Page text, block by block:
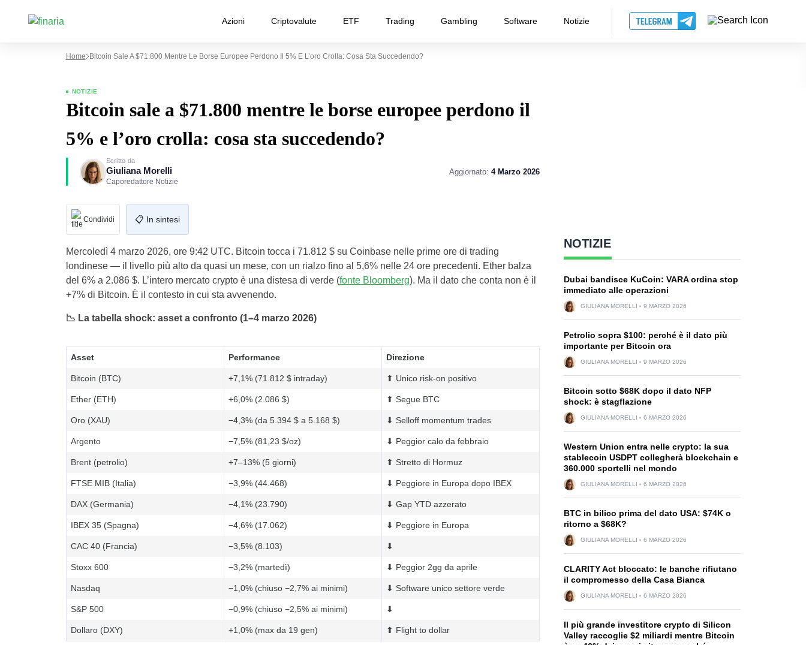
Azioni Criptovalute ETF Trading Gambling Software Notizie
Home Bitcoin Sale A $71.800 Mentre Le Borse Europee Perdono Il 5% E L’oro Crolla: Cosa Sta Succedendo?
NOTIZIE
Bitcoin sale a $71.800 mentre le borse europee perdono il
5% e l’oro crolla: cosa sta succedendo?
Scritto da
Giuliana Morelli
Caporedattore Notizie
Aggiornato: 4 Marzo 2026
Condividi 📋 In sintesi
Mercoledì 4 marzo 2026, ore 9:42 UTC. Bitcoin tocca i 71.812 $ su Coinbase nelle prime ore di trading
londinese — il livello più alto da quasi un mese, con un rialzo fino al 5,6% nelle 24 ore precedenti. Ether balza
del 6% a 2.086 $. L’intero mercato crypto è una distesa di verde (fonte Bloomberg). Ma il dato che conta non è il
+7% di Bitcoin. È il contesto in cui sta avvenendo.
📉 La tabella shock: asset a confronto (1–4 marzo 2026)
Asset Performance Direzione
Bitcoin (BTC) +7,1% (71.812 $ intraday) ⬆ Unico risk-on positivo
Ether (ETH) +6,0% (2.086 $) ⬆ Segue BTC
Oro (XAU) −4,3% (da 5.394 $ a 5.168 $) ⬇ Selloff momentum trades
Argento −7,5% (81,23 $/oz) ⬇ Peggior calo da febbraio
Brent (petrolio) +7–13% (5 giorni) ⬆ Stretto di Hormuz
FTSE MIB (Italia) −3,9% (44.468) ⬇ Peggiore in Europa dopo IBEX
DAX (Germania) −4,1% (23.790) ⬇ Gap YTD azzerato
IBEX 35 (Spagna) −4,6% (17.062) ⬇ Peggiore in Europa
CAC 40 (Francia) −3,5% (8.103) ⬇
Stoxx 600 −3,2% (martedì) ⬇ Peggior 2gg da aprile
Nasdaq −1,0% (chiuso −2,7% ai minimi) ⬇ Software unico settore verde
S&P 500 −0,9% (chiuso −2,5% ai minimi) ⬇
Dollaro (DXY) +1,0% (max da 19 gen) ⬆ Flight to dollar
NOTIZIE
Dubai bandisce KuCoin: VARA ordina stop
immediato alle operazioni
GIULIANA MORELLI 9 MARZO 2026
Petrolio sopra $100: perché è il dato più
importante per Bitcoin ora
GIULIANA MORELLI 9 MARZO 2026
Bitcoin sotto $68K dopo il dato NFP
shock: è stagflazione
GIULIANA MORELLI 6 MARZO 2026
Western Union entra nelle crypto: la sua
stablecoin USDPT collegherà blockchain e
360.000 sportelli nel mondo
GIULIANA MORELLI 6 MARZO 2026
BTC in bilico prima del dato USA: $74K o
ritorno a $68K?
GIULIANA MORELLI 6 MARZO 2026
CLARITY Act bloccato: le banche rifiutano
il compromesso della Casa Bianca
GIULIANA MORELLI 6 MARZO 2026
Il più grande investitore crypto di Silicon
Valley raccoglie $2 miliardi mentre Bitcoin